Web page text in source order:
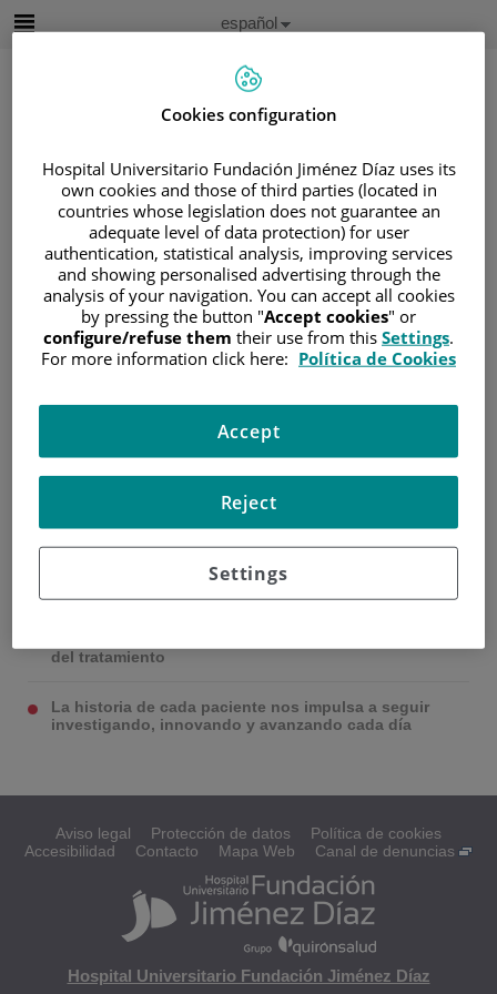
Buscar
Selector
de
idioma
Idioma
Español
Inicio/DESTACADOS
Destacados
Mi médico no se rinde. Así que yo tampoco puedo
del tratamiento
La historia de cada paciente nos impulsa a seguir
investigando, innovando y avanzando cada día
Aviso legal Protección de datos
Política de cookies
Accesibilidad
Contacto Mapa Web Canal de denuncias
Hospital Universitario Fundación Jiménez Díaz
Cookies configuration
Hospital Universitario Fundación Jiménez Díaz uses its
own cookies and those of third parties (located in
countries whose legislation does not guarantee an
adequate level of data protection) for user
authentication, statistical analysis, improving services
and showing personalised advertising through the
analysis of your navigation. You can accept all cookies
by pressing the button "Accept cookies" or
configure/refuse them their use from this Settings.
For more information click here: Política de Cookies
Settings
Reject
Accept